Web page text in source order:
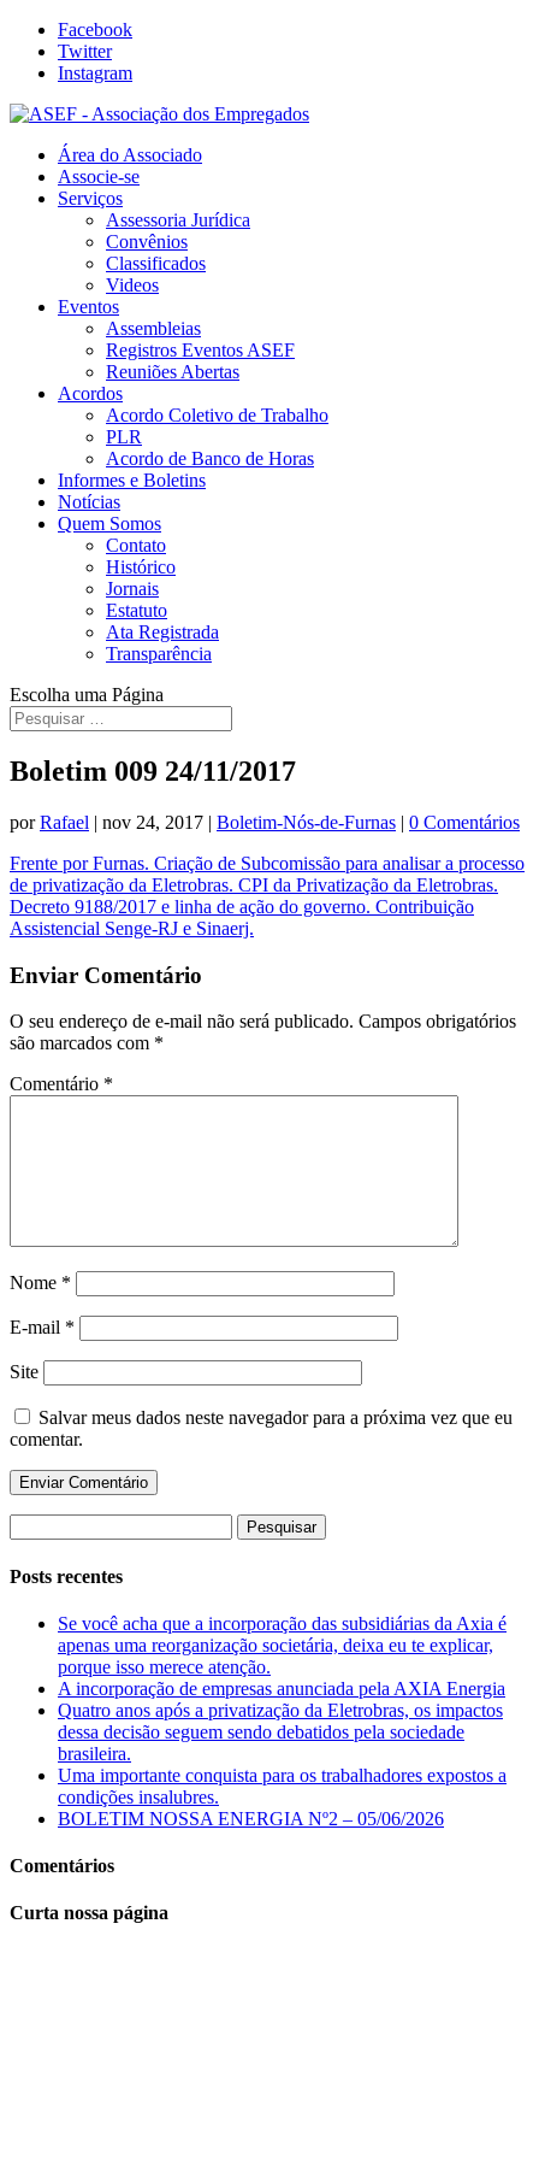
Facebook
Twitter
Instagram
Área do Associado
Associe-se
Serviços
Assessoria Jurídica
Convênios
Classificados
Videos
Eventos
Assembleias
Registros Eventos ASEF
Reuniões Abertas
Acordos
Acordo Coletivo de Trabalho
PLR
Acordo de Banco de Horas
Informes e Boletins
Notícias
Quem Somos
Contato
Histórico
Jornais
Estatuto
Ata Registrada
Transparência
Escolha uma Página
Boletim 009 24/11/2017
porRafael | nov 24, 2017 | Boletim-Nós-de-Furnas | 0 Comentários
Frente por Furnas. Criação de Subcomissão para analisar a processo
de privatização da Eletrobras. CPI da Privatização da Eletrobras.
Decreto 9188/2017 e linha de ação do governo. Contribuição
Assistencial Senge-RJ e Sinaerj.
Enviar Comentário
O seu endereço de e-mail não será publicado. Campos obrigatórios
são marcados com *
Comentário *
Nome *
E-mail *
Site
Salvar meus dados neste navegador para a próxima vez que eu
comentar.
por:
Posts recentes
Se você acha que a incorporação das subsidiárias da Axia é
apenas uma reorganização societária, deixa eu te explicar,
porque isso merece atenção.
A incorporação de empresas anunciada pela AXIA Energia
Quatro anos após a privatização da Eletrobras, os impactos
dessa decisão seguem sendo debatidos pela sociedade
brasileira.
Uma importante conquista para os trabalhadores expostos a
condições insalubres.
BOLETIM NOSSA ENERGIA Nº2 – 05/06/2026
Comentários
Curta nossa página